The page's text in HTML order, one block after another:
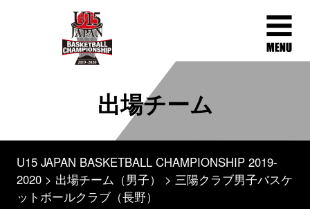
出場チーム
U15 JAPAN BASKETBALL CHAMPIONSHIP 2019-
2020
出場チーム（男子）
三陽クラブ男子バスケ
ットボールクラブ（長野）